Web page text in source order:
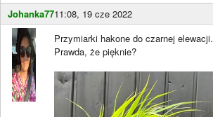
Johanka7711:08, 19 cze 2022
Przymiarki hakone do czarnej elewacji.
Prawda, że pięknie?